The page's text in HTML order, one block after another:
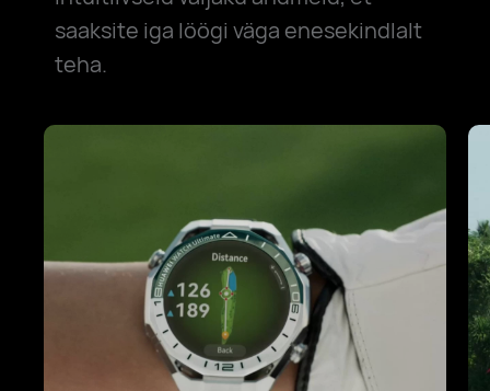
saaksite iga löögi väga enesekindlalt
teha.